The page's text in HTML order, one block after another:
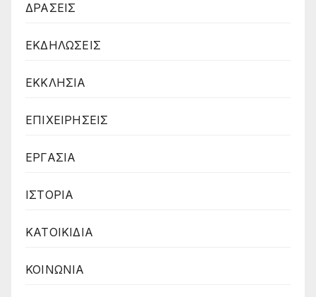
ΔΡΑΣΕΙΣ
ΕΚΔΗΛΩΣΕΙΣ
ΕΚΚΛΗΣΙΑ
ΕΠΙΧΕΙΡΗΣΕΙΣ
ΕΡΓΑΣΙΑ
ΙΣΤΟΡΙΑ
ΚΑΤΟΙΚΙΔΙΑ
ΚΟΙΝΩΝΙΑ